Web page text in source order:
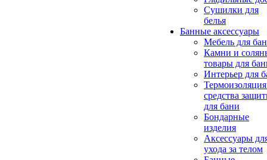
Сушилки для
белья
Банные аксессуары
Мебель для
Камни и
товары для
Интерьер для
средства
для бани
Бондарные
изделия
Аксеcсуары
ухода за телом